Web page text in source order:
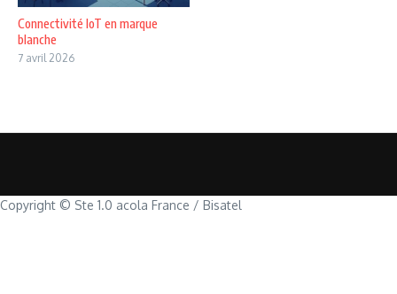
Connectivité IoT en marque
blanche
7 avril 2026
Copyright © Ste 1.0 acola France / Bisatel